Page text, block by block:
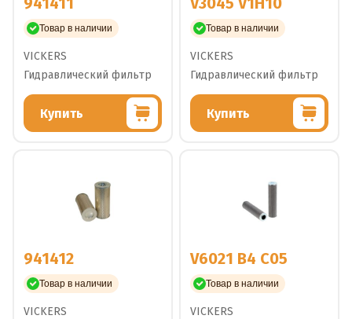
Товар в наличии
VICKERS
Гидравлический фильтр
Купить
Товар в наличии
VICKERS
Гидравлический фильтр
Купить
941412
Товар в наличии
VICKERS
V6021 B4 C05
Товар в наличии
VICKERS